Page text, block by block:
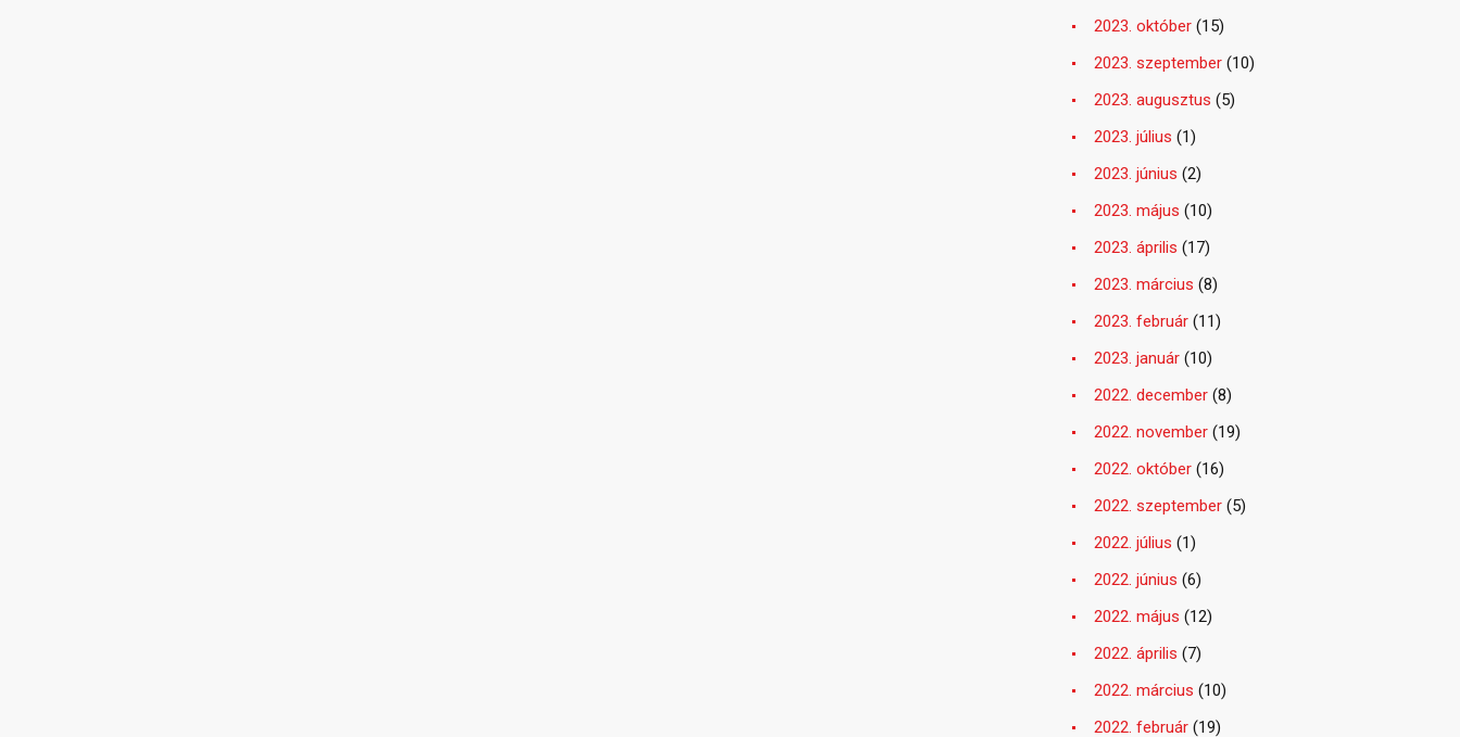
2023. október (15)
2023. szeptember (10)
2023. augusztus (5)
2023. július (1)
2023. június (2)
2023. május (10)
2023. április (17)
2023. március (8)
2023. február (11)
2023. január (10)
2022. december (8)
2022. november (19)
2022. október (16)
2022. szeptember (5)
2022. július (1)
2022. június (6)
2022. május (12)
2022. április (7)
2022. március (10)
2022. február (19)